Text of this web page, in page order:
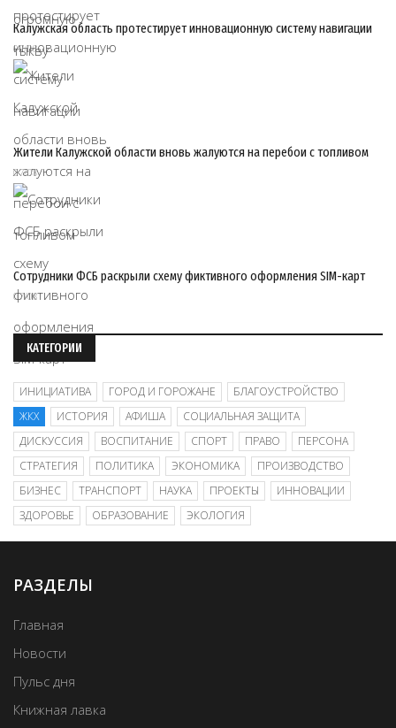
Калужская область протестирует инновационную систему навигации
07/08
Жители Калужской области вновь жалуются на перебои с топливом
07/08
Сотрудники ФСБ раскрыли схему фиктивного оформления SIM-карт
07/08
КАТЕГОРИИ
ИНИЦИАТИВА ГОРОД И ГОРОЖАНЕ
БЛАГОУСТРОЙСТВО
ЖКХ
ИСТОРИЯ АФИША
СОЦИАЛЬНАЯ ЗАЩИТА
ДИСКУССИЯ
ВОСПИТАНИЕ СПОРТ ПРАВО
ПЕРСОНА
СТРАТЕГИЯ
ПОЛИТИКА ЭКОНОМИКА
ПРОИЗВОДСТВО
БИЗНЕС
ТРАНСПОРТ НАУКА ПРОЕКТЫ
ИННОВАЦИИ
ЗДОРОВЬЕ
ОБРАЗОВАНИЕ ЭКОЛОГИЯ
РАЗДЕЛЫ
Главная
Новости
Пульс дня
Книжная лавка